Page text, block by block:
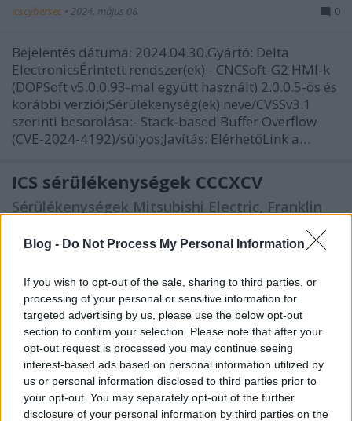
Blog - Do Not Process My Personal Information
If you wish to opt-out of the sale, sharing to third parties, or
processing of your personal or sensitive information for
targeted advertising by us, please use the below opt-out
section to confirm your selection. Please note that after your
opt-out request is processed you may continue seeing
interest-based ads based on personal information utilized by
us or personal information disclosed to third parties prior to
your opt-out. You may separately opt-out of the further
disclosure of your personal information by third parties on the
icscybersec • 2024. május 08. 0
Bejelentés dátuma: 2024.04.30.Gyártó: Delta
ElectronicsÉrintett rendszer(ek):- CNCSoft-G2 HMI-k
(DOPSoft v5.0.0.93-mal együtt használt) 2.0.0.5-ös és
korábbi verziói;Sérülékenység(ek) neve/CVSSv3.1
szerinti besorolása:- Stack-based Buffer Overflow
(CVE-2024-4192)/súlyos;Javítás: ElérhetőLink a…
ICS sérülékenységek CCCXCV
Sérülékenységek Mitsubishi Electric, Franklin
és Yokogawa rendszerekben
Bejelentés dátuma: 2023.11.28.Gyártó: Mitsubishi
ElectricÉrintett rendszer(ek):- GX Works2 minden
verziója;Sérülékenység(ek) neve/CVSSv3 szerinti
besorolása:- Import Input Validation (CVE-2023-
5274)/low;- Import Input Validation (CVE-2023-
5275)/low;Javítás: Nincs információ.Link a
publikációhoz:…